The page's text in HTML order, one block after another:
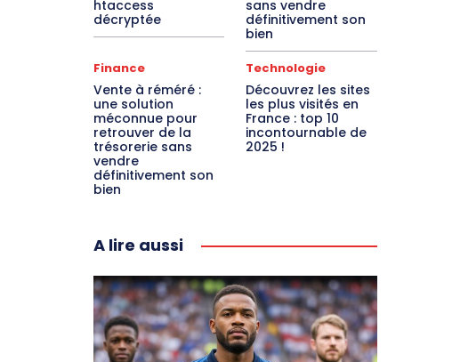
htaccess
décryptée
sans vendre
définitivement son
bien
Finance
Vente à réméré :
une solution
méconnue pour
retrouver de la
trésorerie sans
vendre
définitivement son
bien
Technologie
Découvrez les sites
les plus visités en
France : top 10
incontournable de
2025 !
A lire aussi